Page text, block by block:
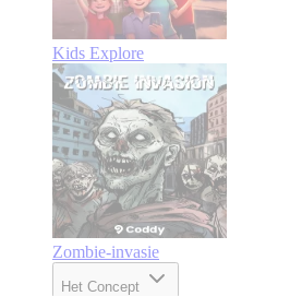
Kids Explore
Zombie-invasie
Het Concept